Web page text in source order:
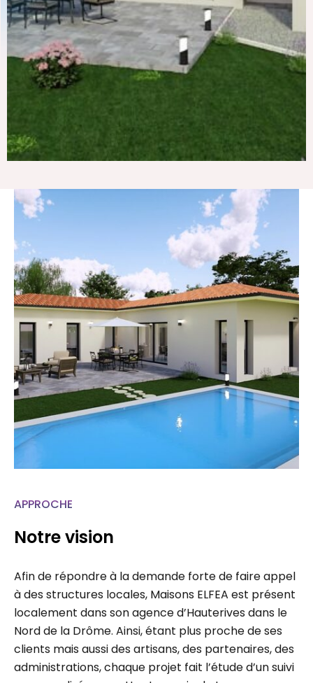
APPROCHE
Notre vision
à des structures locales, Maisons ELFEA est présent
localement dans son agence d’Hauterives dans le
Nord de la Drôme. Ainsi, étant plus proche de ses
clients mais aussi des artisans, des partenaires, des
administrations, chaque projet fait l’étude d’un suivi
personnalisé permettant un gain de temps…